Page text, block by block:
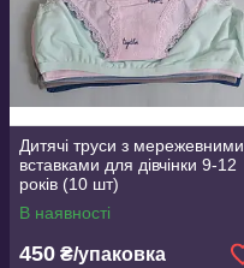
Дитячі труси з мережевними
вставками для дівчінки 9-12
років (10 шт)
В наявності
450 ₴/упаковка